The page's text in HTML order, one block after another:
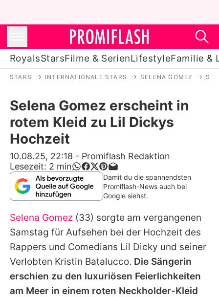
RoyalsStarsFilme & SerienLifestyleFamilie &
Stars
Filme & Serien
Lifestyle
Familie & Liebe
Promiflash Exklusiv
Alle Themen auf Promiflash
Jobs
App runterladen
Team
STARS INTERNATIONALE STARS SELENA GOMEZ
Selena Gomez erscheint in
rotem Kleid zu Lil Dickys
Hochzeit
10.08.25, 22:18 - Promiflash Redaktion
Lesezeit: 2 min
Damit du die spannendsten
Promiflash-News auch bei
Google siehst.
Selena Gomez (33) sorgte am vergangenen
Samstag für Aufsehen bei der Hochzeit des
Rappers und Comedians Lil Dicky und seiner
Verlobten Kristin Batalucco. Die Sängerin
erschien zu den luxuriösen Feierlichkeiten
am Meer in einem roten Neckholder-Kleid